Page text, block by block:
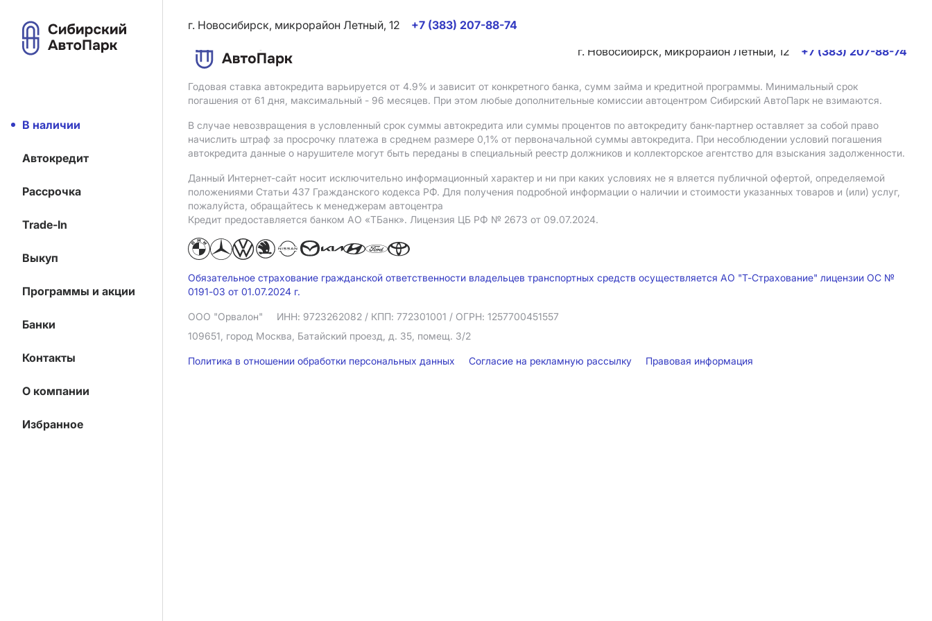
В наличии
Автокредит
Рассрочка
Trade-In
Выкуп
Программы и акции
Банки
Контакты
О компании
Избранное
г. Новосибирск, микрорайон Летный, 12
+7 (383) 207-88-74
г. Новосибирск, микрорайон Летный, 12
+7 (383) 207-88-74
Годовая ставка автокредита варьируется от 4.9% и зависит от конкретного банка, сумм займа и кредитной программы. Минимальный срок
погашения от 61 дня, максимальный - 96 месяцев. При этом любые дополнительные комиссии автоцентром Сибирский АвтоПарк не взимаются.
В случае невозвращения в условленный срок суммы автокредита или суммы процентов по автокредиту банк-партнер оставляет за собой право
начислить штраф за просрочку платежа в среднем размере 0,1% от первоначальной суммы автокредита. При несоблюдении условий погашения
автокредита данные о нарушителе могут быть переданы в специальный реестр должников и коллекторское агентство для взыскания задолженности.
Данный Интернет-сайт носит исключительно информационный характер и ни при каких условиях не я вляется публичной офертой, определяемой
положениями Статьи 437 Гражданского кодекса РФ. Для получения подробной информации о наличии и стоимости указанных товаров и (или) услуг,
пожалуйста, обращайтесь к менеджерам автоцентра
Кредит предоставляется банком АO «ТБанк». Лицензия ЦБ РФ № 2673 от 09.07.2024.
Обязательное страхование гражданской ответственности владельцев транспортных средств осуществляется АО "Т-Страхование" лицензии ОС №
0191-03 от 01.07.2024 г.
ООО "Орвалон" ИНН: 9723262082 / КПП: 772301001 / ОГРН: 1257700451557
109651, город Москва, Батайский проезд, д. 35, помещ. 3/2
Политика в отношении обработки персональных данных Согласие на рекламную рассылку Правовая информация